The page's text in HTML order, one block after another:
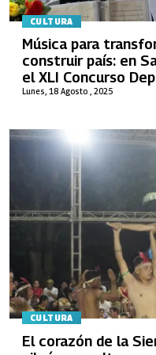
CULTURA
Lunes, 18 Agosto , 2025
Música para
construir país: en
el XLI Concurso
Musicales
CULTURA
El corazón de la